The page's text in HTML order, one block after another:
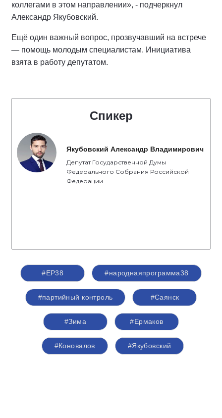
коллегами в этом направлении», - подчеркнул
Александр Якубовский.
Ещё один важный вопрос, прозвучавший на встрече
— помощь молодым специалистам. Инициатива
взята в работу депутатом.
Спикер
Якубовский Александр Владимирович
Депутат Государственной Думы
Федерального Собрания Российской
Федерации
#ЕР38 #народнаяпрограмма38
#партийный контроль #Саянск
#Зима #Ермаков
#Коновалов #Якубовский